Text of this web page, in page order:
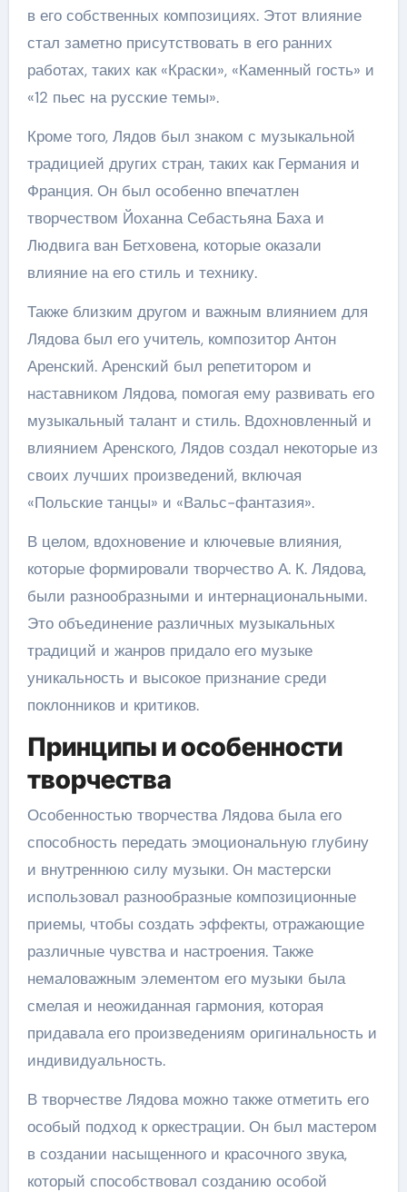
в его собственных композициях. Этот влияние
стал заметно присутствовать в его ранних
работах, таких как «Краски», «Каменный гость» и
«12 пьес на русские темы».
Кроме того, Лядов был знаком с музыкальной
традицией других стран, таких как Германия и
Франция. Он был особенно впечатлен
творчеством Йоханна Себастьяна Баха и
Людвига ван Бетховена, которые оказали
влияние на его стиль и технику.
Также близким другом и важным влиянием для
Лядова был его учитель, композитор Антон
Аренский. Аренский был репетитором и
наставником Лядова, помогая ему развивать его
музыкальный талант и стиль. Вдохновленный и
влиянием Аренского, Лядов создал некоторые из
своих лучших произведений, включая
«Польские танцы» и «Вальс-фантазия».
В целом, вдохновение и ключевые влияния,
которые формировали творчество А. К. Лядова,
были разнообразными и интернациональными.
Это объединение различных музыкальных
традиций и жанров придало его музыке
уникальность и высокое признание среди
поклонников и критиков.
Принципы и особенности
творчества
Особенностью творчества Лядова была его
способность передать эмоциональную глубину
и внутреннюю силу музыки. Он мастерски
использовал разнообразные композиционные
приемы, чтобы создать эффекты, отражающие
различные чувства и настроения. Также
немаловажным элементом его музыки была
смелая и неожиданная гармония, которая
придавала его произведениям оригинальность и
индивидуальность.
В творчестве Лядова можно также отметить его
особый подход к оркестрации. Он был мастером
в создании насыщенного и красочного звука,
который способствовал созданию особой